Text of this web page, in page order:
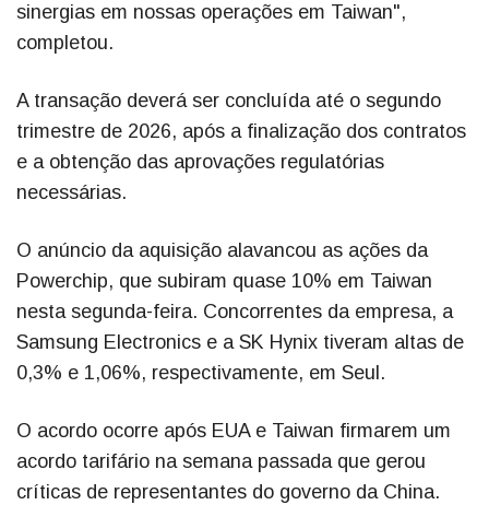
sinergias em nossas operações em Taiwan",
completou.
A transação deverá ser concluída até o segundo
trimestre de 2026, após a finalização dos contratos
e a obtenção das aprovações regulatórias
necessárias.
O anúncio da aquisição alavancou as ações da
Powerchip, que subiram quase 10% em Taiwan
nesta segunda-feira. Concorrentes da empresa, a
Samsung Electronics e a SK Hynix tiveram altas de
0,3% e 1,06%, respectivamente, em Seul.
O acordo ocorre após EUA e Taiwan firmarem um
acordo tarifário na semana passada que gerou
críticas de representantes do governo da China.